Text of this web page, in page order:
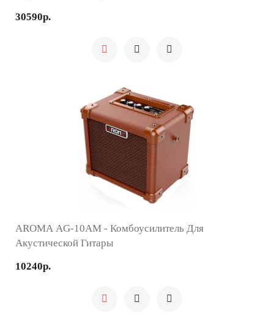
30590р.
AROMA AG-10AM - Комбоусилитель Для
Акустической Гитары
10240р.